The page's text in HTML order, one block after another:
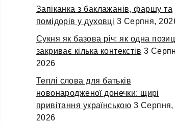
Запіканка з баклажанів, фаршу та
помідорів у духовці 3 Серпня,
Сукня як базова річ: як одна
закриває кілька контекстів 3
2026
Теплі слова для батьків
новонародженої донечки: щирі
привітання українською 3 Серпня,
2026